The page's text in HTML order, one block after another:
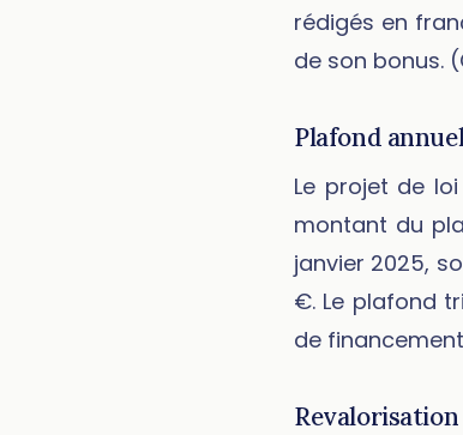
rédigés en
de son bonus.
Plafond
Le projet de
montant du
janvier 2025,
€. Le plafond
de
Revalorisation